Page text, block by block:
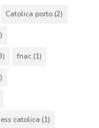
Catolica porto(2)
fnac(1)
catolica (1)